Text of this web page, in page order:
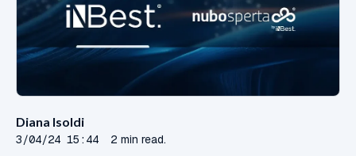
Diana Isoldi
3/04/24 15:44 2 min read.